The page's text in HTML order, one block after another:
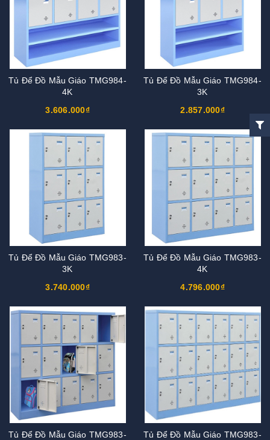
Tủ Để Đồ Mẫu Giáo TMG984-
4K
3.606.000₫
Tủ Để Đồ Mẫu Giáo TMG984-
3K
2.857.000₫
Tủ Để Đồ Mẫu Giáo TMG983-
3K
3.740.000₫
Tủ Để Đồ Mẫu Giáo TMG983-
4K
4.796.000₫
Tủ Để Đồ Mẫu Giáo TMG983-
Tủ Để Đồ Mẫu Giáo TMG983-